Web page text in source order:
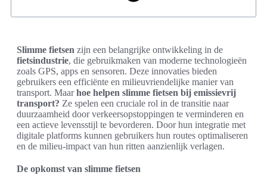
Slimme fietsen zijn een belangrijke ontwikkeling in de
fietsindustrie, die gebruikmaken van moderne technologieën
zoals GPS, apps en sensoren. Deze innovaties bieden
gebruikers een efficiënte en milieuvriendelijke manier van
transport. Maarhoe helpen slimme fietsen bij emissievrij
transport? Ze spelen een cruciale rol in de transitie naar
duurzaamheid door verkeersopstoppingen te verminderen en
een actieve levensstijl te bevorderen. Door hun integratie met
digitale platforms kunnen gebruikers hun routes optimaliseren
en de milieu-impact van hun ritten aanzienlijk verlagen.
De opkomst van slimme fietsen